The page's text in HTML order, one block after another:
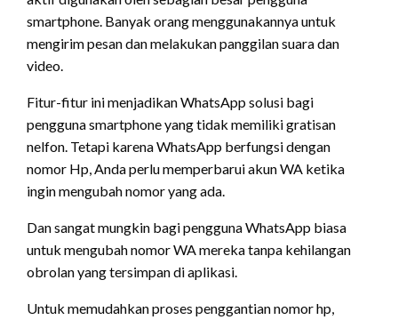
smartphone. Banyak orang menggunakannya untuk
mengirim pesan dan melakukan panggilan suara dan
video.
Fitur-fitur ini menjadikan WhatsApp solusi bagi
pengguna smartphone yang tidak memiliki gratisan
nelfon. Tetapi karena WhatsApp berfungsi dengan
nomor Hp, Anda perlu memperbarui akun WA ketika
ingin mengubah nomor yang ada.
Dan sangat mungkin bagi pengguna WhatsApp biasa
untuk mengubah nomor WA mereka tanpa kehilangan
obrolan yang tersimpan di aplikasi.
Untuk memudahkan proses penggantian nomor hp,